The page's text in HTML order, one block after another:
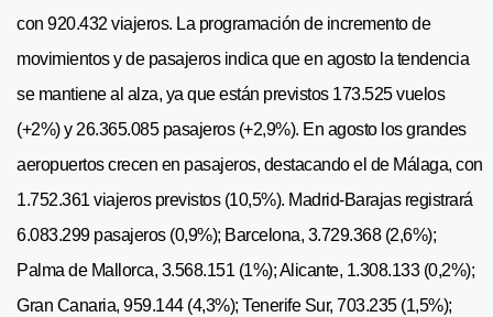
con 920.432 viajeros. La programación de incremento de
movimientos y de pasajeros indica que en agosto la tendencia
se mantiene al alza, ya que están previstos 173.525 vuelos
(+2%) y 26.365.085 pasajeros (+2,9%). En agosto los grandes
aeropuertos crecen en pasajeros, destacando el de Málaga, con
1.752.361 viajeros previstos (10,5%). Madrid-Barajas registrará
6.083.299 pasajeros (0,9%); Barcelona, 3.729.368 (2,6%);
Palma de Mallorca, 3.568.151 (1%); Alicante, 1.308.133 (0,2%);
Gran Canaria, 959.144 (4,3%); Tenerife Sur, 703.235 (1,5%);